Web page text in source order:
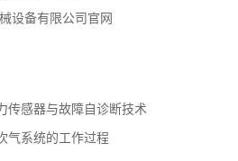
设备有限公司官网
传感器与故障自诊断技术
气系统的工作过程